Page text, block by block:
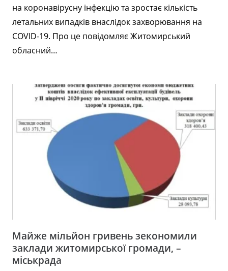
на коронавірусну інфекцію та зростає кількість
летальних випадків внаслідок захворювання на
COVID-19. Про це повідомляє Житомирський
обласний…
Майже мільйон гривень зекономили
заклади житомирської громади, –
міськрада